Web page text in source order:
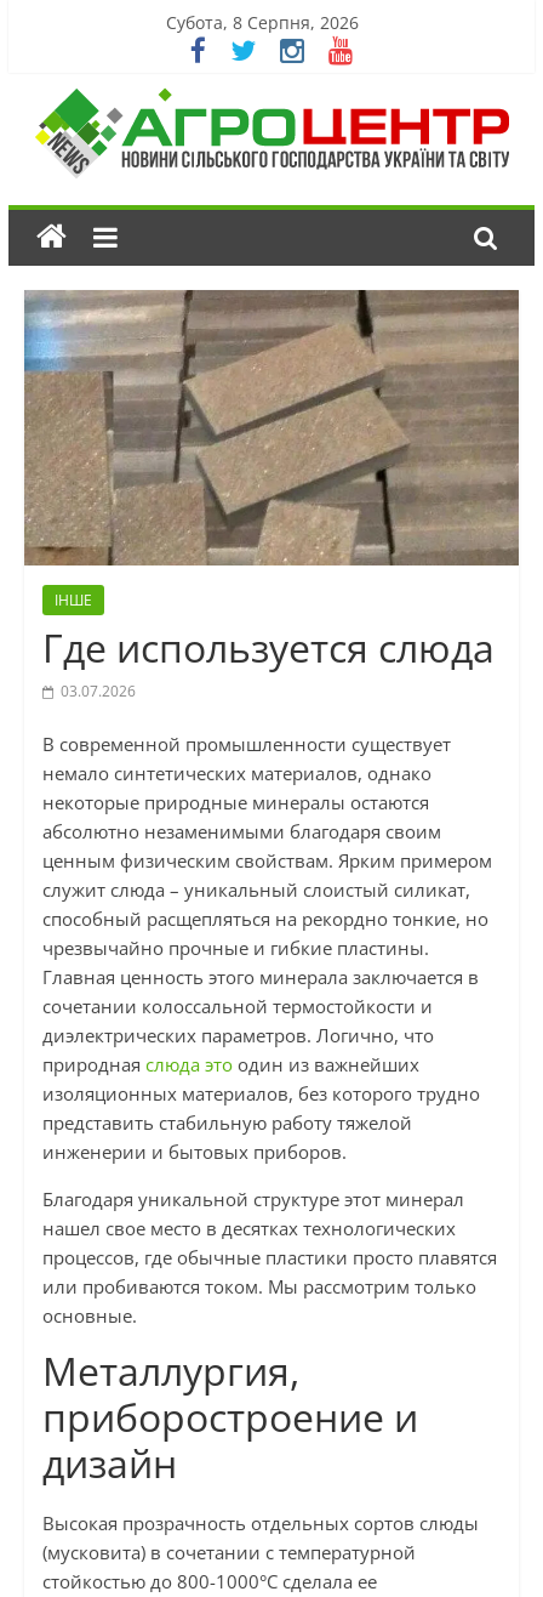
Субота, 8 Серпня, 2026
ІНШЕ
Где используется слюда
03.07.2026
В современной промышленности существует
немало синтетических материалов, однако
некоторые природные минералы остаются
абсолютно незаменимыми благодаря своим
ценным физическим свойствам. Ярким примером
служит слюда – уникальный слоистый силикат,
способный расщепляться на рекордно тонкие, но
чрезвычайно прочные и гибкие пластины.
Главная ценность этого минерала заключается в
сочетании колоссальной термостойкости и
диэлектрических параметров. Логично, что
природная слюда этоодин из важнейших
изоляционных материалов, без которого трудно
представить стабильную работу тяжелой
инженерии и бытовых приборов.
Благодаря уникальной структуре этот минерал
нашел свое место в десятках технологических
процессов, где обычные пластики просто плавятся
или пробиваются током. Мы рассмотрим только
основные.
Металлургия,
приборостроение и
дизайн
Высокая прозрачность отдельных сортов слюды
(мусковита) в сочетании с температурной
стойкостью до 800-1000°C сделала ее